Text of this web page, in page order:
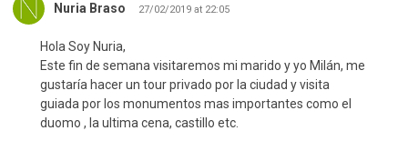
Nuria Braso 27/02/2019 at 22:05
Hola Soy Nuria,
Este fin de semana visitaremos mi marido y yo Milán, me
gustaría hacer un tour privado por la ciudad y visita
guiada por los monumentos mas importantes como el
duomo , la ultima cena, castillo etc.